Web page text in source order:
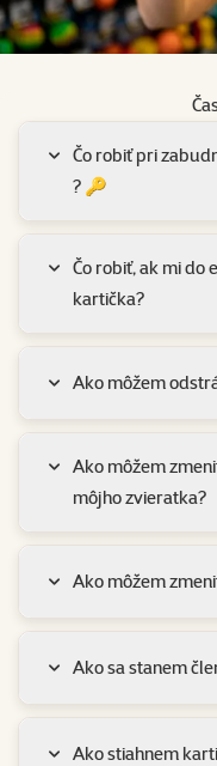
Čo robiť pri
? 🔑
Čo robiť, ak mi do
kartička?
Ako môžem
Ako môžem
môjho zvieratka?
Ako môžem
Ako sa stanem
Ako stiahnem